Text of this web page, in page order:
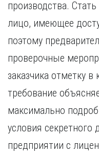
производства.
лицо, имеющее
поэтому
проверочные
заказчика отметку
требование
максимально
условия секретного
предприятии с